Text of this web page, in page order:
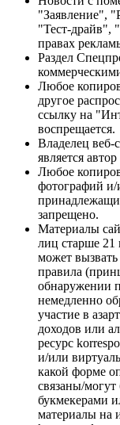
"Заявление",
"Тест-драйв",
правах
Раздел
Любое
другое
ссылку на
воспрещается.
Владелец веб-
является
Любое
фотографий и/
запрещено.
Материалы
лиц старше 21
может
правила
обнаружении
немедленно
участие в
доходов или
ресурс
и/или
какой форме
связаны/
букмекерами
материалы на